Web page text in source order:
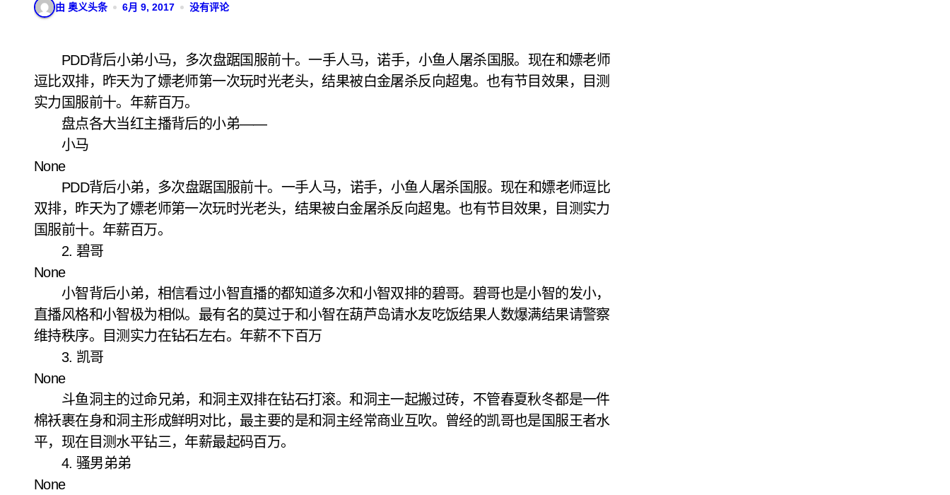
由 奥义头条 6月 9, 2017 没有评论
PDD背后小弟小马，多次盘踞国服前十。一手人马，诺手，小鱼人屠杀国服。现在和嫖老师
逗比双排，昨天为了嫖老师第一次玩时光老头，结果被白金屠杀反向超鬼。也有节目效果，目测
实力国服前十。年薪百万。
盘点各大当红主播背后的小弟——
小马
None
PDD背后小弟，多次盘踞国服前十。一手人马，诺手，小鱼人屠杀国服。现在和嫖老师逗比
双排，昨天为了嫖老师第一次玩时光老头，结果被白金屠杀反向超鬼。也有节目效果，目测实力
国服前十。年薪百万。
2. 碧哥
None
小智背后小弟，相信看过小智直播的都知道多次和小智双排的碧哥。碧哥也是小智的发小，
直播风格和小智极为相似。最有名的莫过于和小智在葫芦岛请水友吃饭结果人数爆满结果请警察
维持秩序。目测实力在钻石左右。年薪不下百万
3. 凯哥
None
斗鱼洞主的过命兄弟，和洞主双排在钻石打滚。和洞主一起搬过砖，不管春夏秋冬都是一件
棉袄裹在身和洞主形成鲜明对比，最主要的是和洞主经常商业互吹。曾经的凯哥也是国服王者水
平，现在目测水平钻三，年薪最起码百万。
4. 骚男弟弟
None